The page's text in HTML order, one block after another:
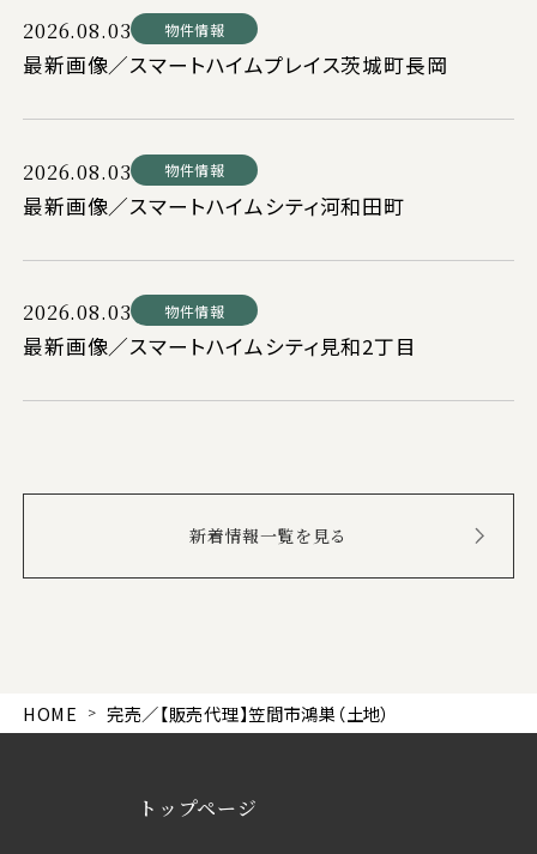
2026.08.03 物件情報
最新画像／スマートハイムプレイス茨城町長岡
2026.08.03 物件情報
最新画像／スマートハイムシティ河和田町
2026.08.03 物件情報
最新画像／スマートハイムシティ見和2丁目
新着情報一覧を見る
HOME 完売／【販売代理】笠間市鴻巣（土地）
トップページ